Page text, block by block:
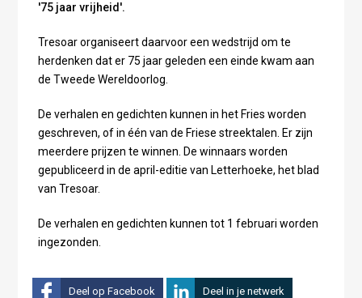
'75 jaar vrijheid'.
Tresoar organiseert daarvoor een wedstrijd om te
herdenken dat er 75 jaar geleden een einde kwam aan
de Tweede Wereldoorlog.
De verhalen en gedichten kunnen in het Fries worden
geschreven, of in één van de Friese streektalen. Er zijn
meerdere prijzen te winnen. De winnaars worden
gepubliceerd in de april-editie van Letterhoeke, het blad
van Tresoar.
De verhalen en gedichten kunnen tot 1 februari worden
ingezonden.
Deel op Facebook Deel in je netwerk